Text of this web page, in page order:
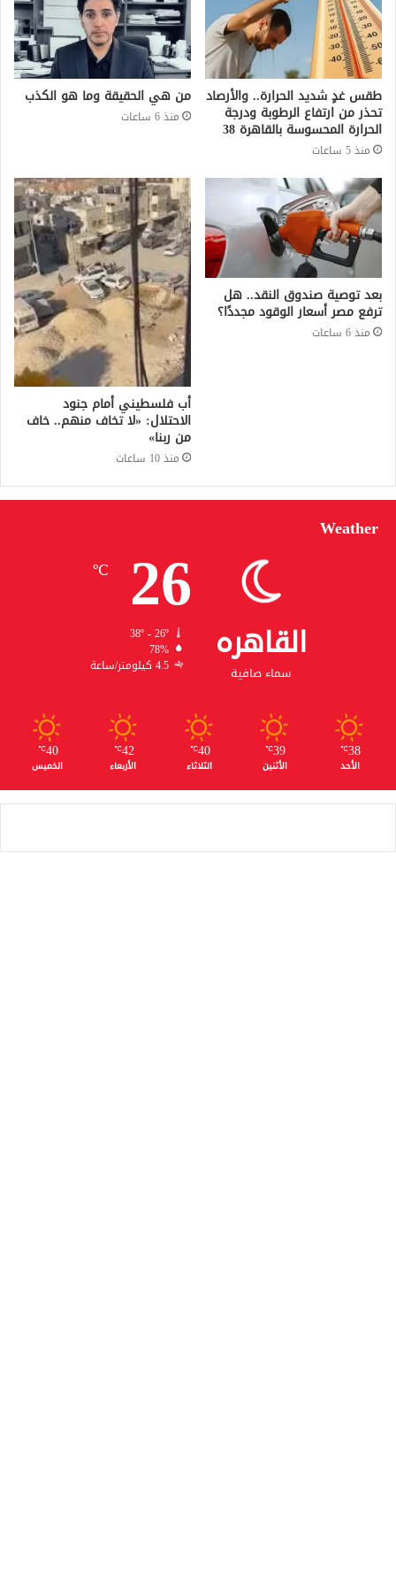
طقس غدٍ شديد الحرارة.. والأرصاد
تحذر من ارتفاع الرطوبة ودرجة
الحرارة المحسوسة بالقاهرة 38
منذ 5 ساعات
من هي الحقيقة وما هو الكذب
منذ 6 ساعات
بعد توصية صندوق النقد.. هل
ترفع مصر أسعار الوقود مجددًا؟
منذ 6 ساعات
أب فلسطيني أمام جنود
الاحتلال: «لا تخاف منهم.. خاف
من ربنا»
منذ 10 ساعات
Weather
القاهره
سماء صافية
26
℃
38º - 26º
78%
4.5 كيلومتر/ساعة
38
℃
الأحد
39
℃
الأثنين
40
℃
الثلاثاء
42
℃
الأربعاء
40
℃
الخميس